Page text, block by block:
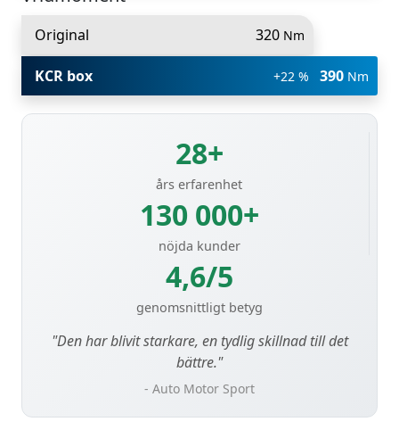
Original 320 Nm
KCR box +22 % 390 Nm
28+
års erfarenhet
130 000+
nöjda kunder
4,6/5
genomsnittligt betyg
"Den har blivit starkare, en tydlig skillnad till det
bättre."
- Auto Motor Sport